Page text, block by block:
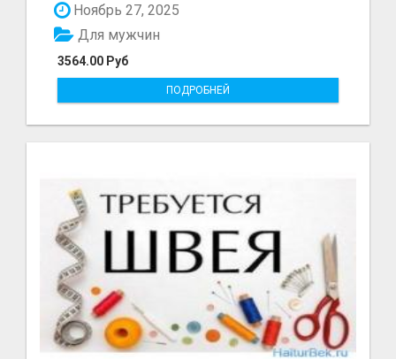
Ноябрь 27, 2025
3564.00 Руб
Для мужчин
ПОДРОБНЕЙ